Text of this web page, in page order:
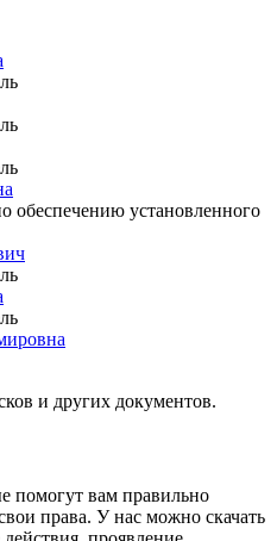
обеспечению установленного
и других документов.
помогут вам правильно
права. У нас можно скачать